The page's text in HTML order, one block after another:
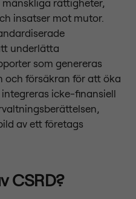
rättigheter,
insatser mot mutor.
underlätta
som genereras
och försäkran för att öka
icke-finansiell
av ett företags
CSRD?